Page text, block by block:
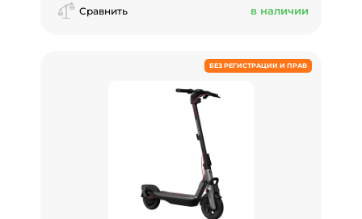
Сравнить в наличии
БЕЗ РЕГИСТРАЦИИ И ПРАВ